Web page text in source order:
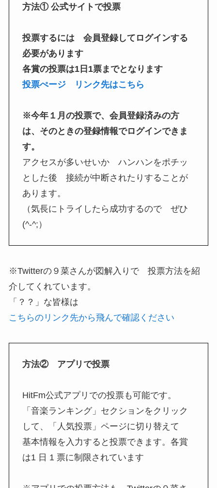
方法① 公式サイトで投票
投票するには 会員登録してログインする
必要があります
各賞の投票は1日1票までとなります
投票ぺージ リンク先はこちら
※今年１月の投票で、会員登録済みの方
は、そのときの登録情報でログインできま
す。
アクセスが多いせいか ハンハンをポチッ
とした後 接続が中断されたりすることが
あります。
（気長にトライしたら成功するので ぜひ
(^-^;）
※Twitterの９菜さんが図解入りで 投票方法を紹
介してくれています。
「？？」な皆様は
こちらのリンク先から飛んで確認ください
方法② アプリで投票
HitFm公式アプリでの投票も可能です。
「音楽ランキング」セクションをクリック
して、「人気投票」ページに切り替えて
基本情報を入力すると投票できます。各賞
は1 日 1 票に制限されています